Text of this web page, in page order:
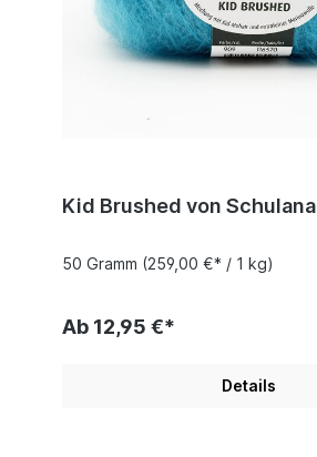
Kid Brushed von Schulana
50 Gramm (259,00 €* / 1 kg)
Ab 12,95 €*
Details